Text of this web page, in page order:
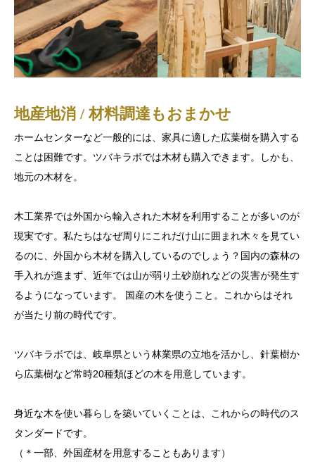
地産地消 / 材料調達もおまかせ
ホームセンターなど一般的には、家具に適した広葉樹を購入する
ことは困難です。ツバキラボでは木材も購入できます。しかも、
地元の木材を。
木工業界では外国から輸入された木材を利用することが多いのが
現実です。私たちはなぜ周りにこれだけ山に囲まれ木々を見てい
るのに、外国から木材を購入しているのでしょう？国内の森林の
手入れが進まず、近年では山が弱り土砂崩れなどの災害が発生す
るようになっています。 国産の木を使うこと。これからはそれ
が当たり前の時代です。
ツバキラボでは、岐阜県という林業県の立地を活かし、針葉樹か
ら広葉樹など常時20種類ほどの木を用意しています。
身近な木を使い暮らしを築いていくことは、これからの時代のス
タンダードです。
（＊一部、外国産材を用意することもあります）